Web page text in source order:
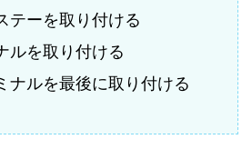
テーを取り付ける
ルを取り付ける
ナルを最後に取り付ける